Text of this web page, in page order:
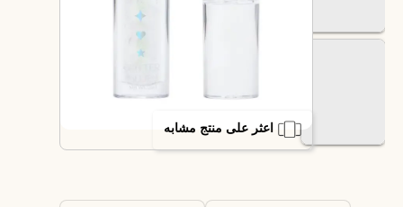
اعثر على منتج مشابه